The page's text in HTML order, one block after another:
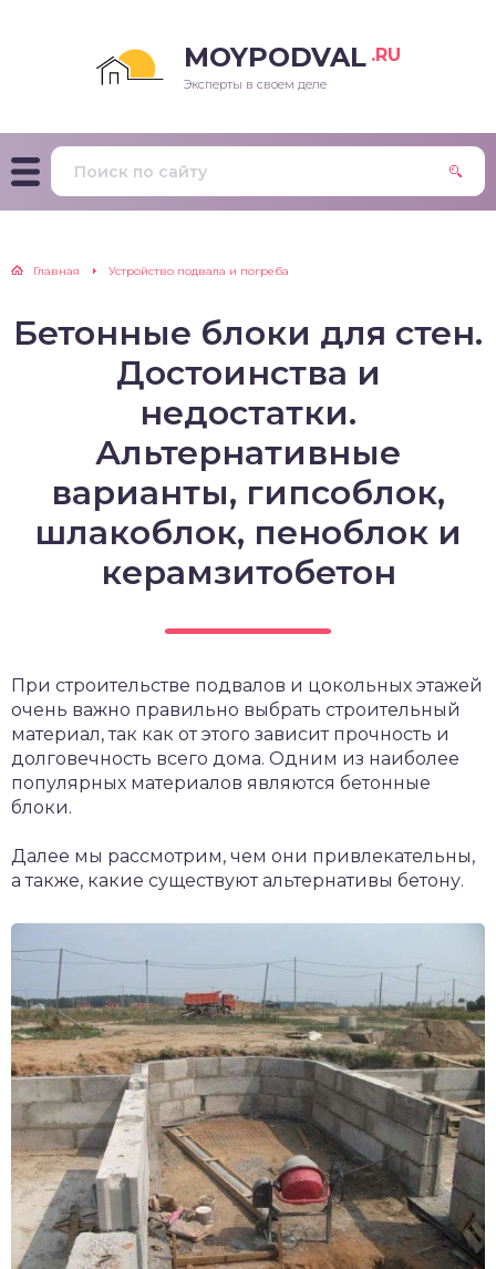
MOYPODVAL .RU
Эксперты в своем деле
Главная Устройство подвала и погреба
Бетонные блоки для стен.
Достоинства и
недостатки.
Альтернативные
варианты, гипсоблок,
шлакоблок, пеноблок и
керамзитобетон
При строительстве подвалов и цокольных этажей
очень важно правильно выбрать строительный
материал, так как от этого зависит прочность и
долговечность всего дома. Одним из наиболее
популярных материалов являются бетонные
блоки.
Далее мы рассмотрим, чем они привлекательны,
а также, какие существуют альтернативы бетону.